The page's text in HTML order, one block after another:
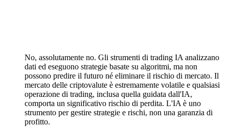
No, assolutamente no. Gli strumenti di trading IA analizzano
dati ed eseguono strategie basate su algoritmi, ma non
possono predire il futuro né eliminare il rischio di mercato. Il
mercato delle criptovalute è estremamente volatile e qualsiasi
operazione di trading, inclusa quella guidata dall'IA,
comporta un significativo rischio di perdita. L'IA è uno
strumento per gestire strategie e rischi, non una garanzia di
profitto.